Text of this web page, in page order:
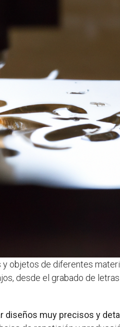
objetos de diferentes
desde el grabado de
diseños muy precisos y